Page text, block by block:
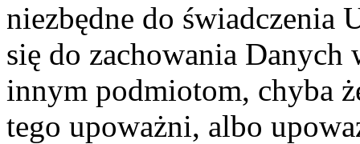
niezbędne do świadczenia
się do zachowania
innym podmiotom, chyba
tego upoważni, albo